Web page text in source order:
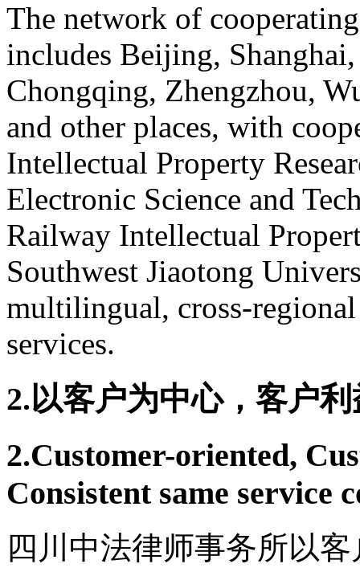
The network of
includes Beijing,
Chongqing, Zhengzhou,
and other places, with
Intellectual Property
Electronic Science and
Railway Intellectual
Southwest Jiaotong
multilingual, cross-
services.
2.以客户为中心，客户
2.Customer-oriented,
Consistent same service
四川中法律师事务所以